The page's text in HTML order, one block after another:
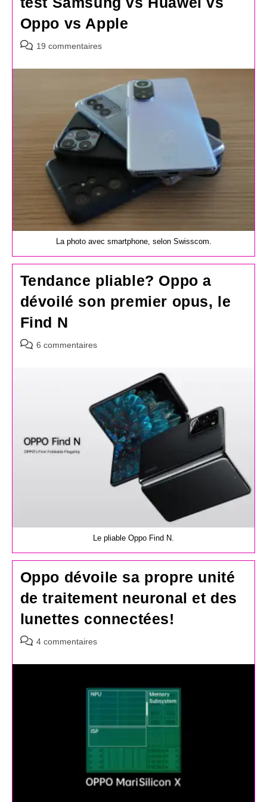
Oppo vs Apple
Commentaires
la
19 commentaires
La photo avec smartphone, selon Swisscom.
Tendance pliable? Oppo a
dévoilé son premier opus, le
Find N
Commentaires
6 commentaires
Le pliable Oppo Find N.
Oppo dévoile sa propre unité
de traitement neuronal et des
lunettes connectées!
Commentaires
la
4 commentaires